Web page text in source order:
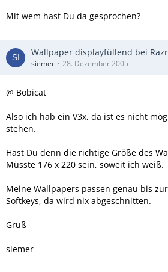
Mit wem hast Du da gesprochen?
Wallpaper displayfüllend bei Razr
siemer 28. Dezember 2005
@ Bobicat
Also ich hab ein V3x, da ist es nicht
stehen.
Hast Du denn die richtige Größe des
Müsste 176 x 220 sein, soweit ich weiß.
Meine Wallpapers passen genau bis
Softkeys, da wird nix abgeschnitten.
Gruß
siemer